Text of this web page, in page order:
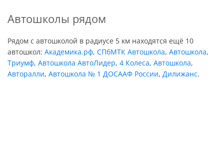
Автошколы рядом
Рядом с автошколой в радиусе 5 км находятся ещё 10
автошкол: Академика.рф, СПбМТК Автошкола, Автошкола,
Триумф, Автошкола АвтоЛидер, 4 Колеса, Автошкола,
Авторалли, Автошкола № 1 ДОСААФ России, Дилижанс.